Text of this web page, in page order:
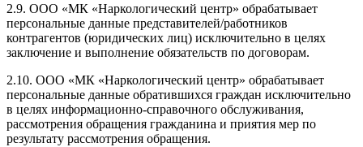
2.9. ООО «МК «Наркологический центр» обрабатывает
персональные данные представителей/работников
контрагентов (юридических лиц) исключительно в целях
заключение и выполнение обязательств по договорам.
2.10. ООО «МК «Наркологический центр» обрабатывает
персональные данные обратившихся граждан исключительно
в целях информационно-справочного обслуживания,
рассмотрения обращения гражданина и приятия мер по
результату рассмотрения обращения.